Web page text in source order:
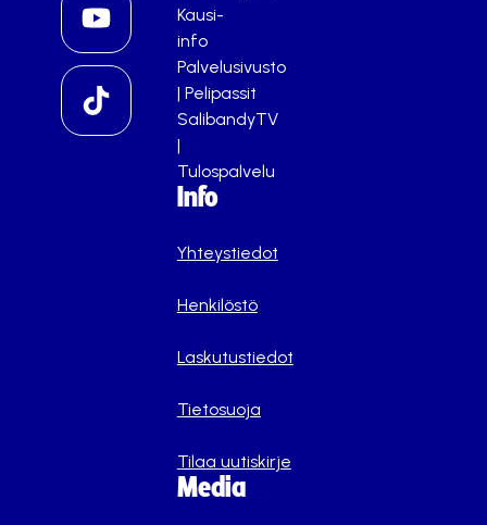
Kausi-
info
Palvelusivusto
| Pelipassit
SalibandyTV
|
Tulospalvelu
Info
Yhteystiedot
Henkilöstö
Laskutustiedot
Tietosuoja
Tilaa uutiskirje
Media